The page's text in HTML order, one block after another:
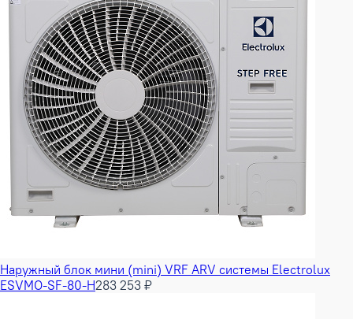
Наружный блок мини (mini) VRF ARV системы Electrolux
ESVMO-SF-80-H283 253 ₽